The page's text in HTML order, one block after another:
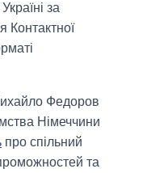
за
Контактної
Федоров
Німеччини
про спільний
та